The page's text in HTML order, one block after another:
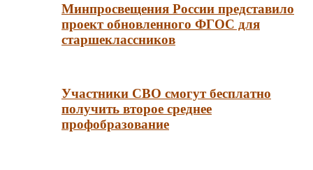
Минпросвещения России представило
проект обновленного ФГОС для
старшеклассников
Участники СВО смогут бесплатно
получить второе среднее
профобразование